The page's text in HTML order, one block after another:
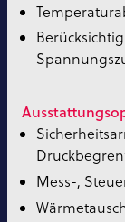
Mess-,